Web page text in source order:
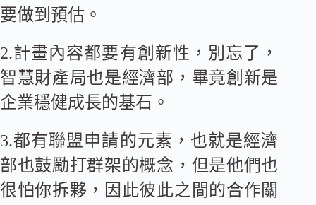
要做到預估。
2.計畫內容都要有創新性，別忘了，
智慧財產局也是經濟部，畢竟創新是
企業穩健成長的基石。
3.都有聯盟申請的元素，也就是經濟
部也鼓勵打群架的概念，但是他們也
很怕你拆夥，因此彼此之間的合作關